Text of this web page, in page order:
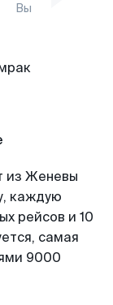
Вы
из Женевы
каждую
рейсов и 10
самая
9000